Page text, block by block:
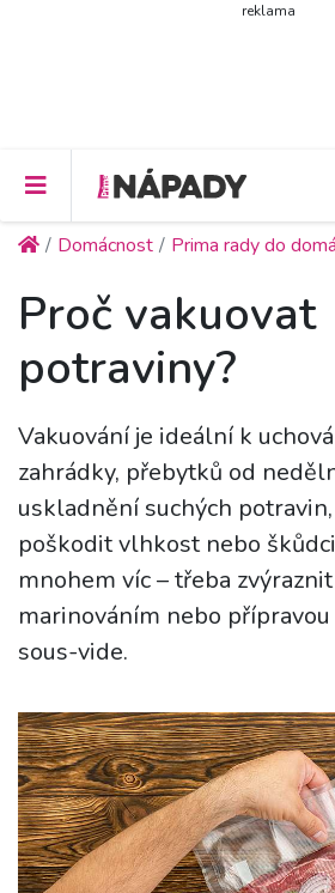
reklama
Domácnost Prima rady do
Proč vakuovat
potraviny?
Vakuování je ideální k
zahrádky, přebytků od
uskladnění suchých
poškodit vlhkost nebo
mnohem víc – třeba
marinováním nebo
sous-vide.